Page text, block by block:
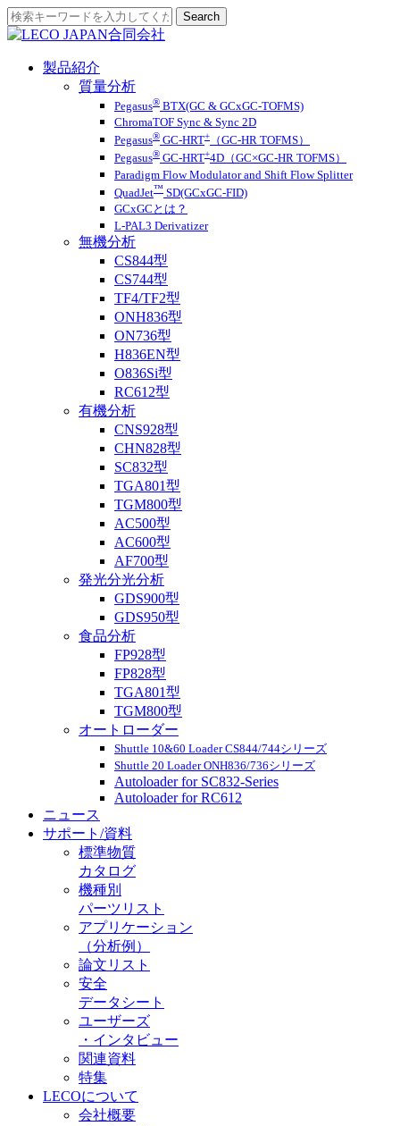
製品紹介
質量分析
Pegasus® BTX(GC & GCxGC-TOFMS)
ChromaTOF Sync & Sync 2D
Pegasus® GC-HRT+
（GC-HR TOFMS）
Pegasus® GC-HRT+4D（GC×GC-HR TOFMS）
Paradigm Flow Modulator and Shift Flow Splitter
QuadJet™ SD(GCxGC-FID)
GCxGCとは？
L-PAL3 Derivatizer
無機分析
CS844型
CS744型
TF4/TF2型
ONH836型
ON736型
H836EN型
O836Si型
RC612型
有機分析
CNS928型
CHN828型
SC832型
TGA801型
TGM800型
AC500型
AC600型
AF700型
発光分光分析
GDS900型
GDS950型
食品分析
FP928型
FP828型
TGA801型
TGM800型
オートローダー
Shuttle 10&60 Loader CS844/744シリーズ
Shuttle 20 Loader ONH836/736シリーズ
Autoloader for SC832-Series
Autoloader for RC612
ニュース
サポート/資料
標準物質
カタログ
機種別
パーツリスト
アプリケーション
（分析例）
論文リスト
安全
データシート
ユーザーズ
・インタビュー
関連資料
特集
LECOについて
会社概要